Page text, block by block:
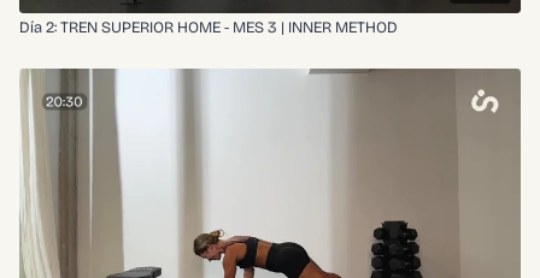
Día 2: TREN SUPERIOR HOME - MES 3 | INNER METHOD